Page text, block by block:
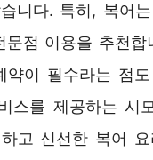
니다. 특히, 복어
문점 이용을 추천합
약이 필수라는 점
스를 제공하는 시
고 신선한 복어